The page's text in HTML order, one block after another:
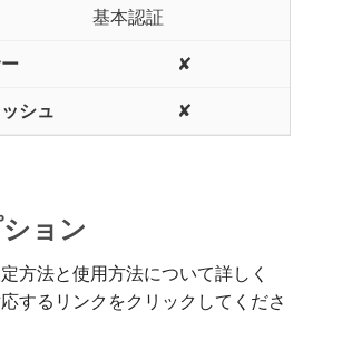
基本認証
✘
✘
ョン
方法と使用方法について詳しく
するリンクをクリックしてくださ